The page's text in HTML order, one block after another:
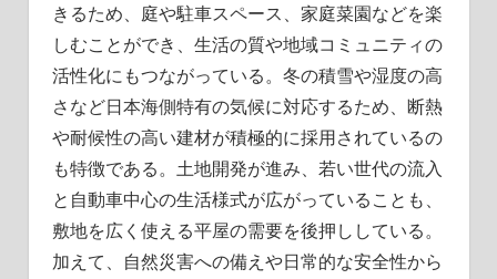
きるため、庭や駐車スペース、家庭菜園などを楽
しむことができ、生活の質や地域コミュニティの
活性化にもつながっている。冬の積雪や湿度の高
さなど日本海側特有の気候に対応するため、断熱
や耐候性の高い建材が積極的に採用されているの
も特徴である。土地開発が進み、若い世代の流入
と自動車中心の生活様式が広がっていることも、
敷地を広く使える平屋の需要を後押ししている。
加えて、自然災害への備えや日常的な安全性から